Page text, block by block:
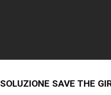
SOLUZIONE SAVE THE